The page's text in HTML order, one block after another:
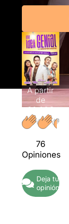
A partir
de
20,00€
76
Opiniones
Deja tu
opinión